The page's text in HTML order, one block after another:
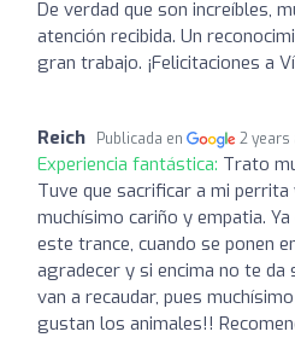
De verdad que son increíbles,
atención recibida. Un
gran trabajo. ¡Felicitaciones a
Reich Publicada en 2 years
Experiencia fantástica: Trato
Tuve que sacrificar a mi
muchísimo cariño y empatia.
este trance, cuando se ponen
agradecer y si encima no te da
van a recaudar, pues
gustan los animales!!